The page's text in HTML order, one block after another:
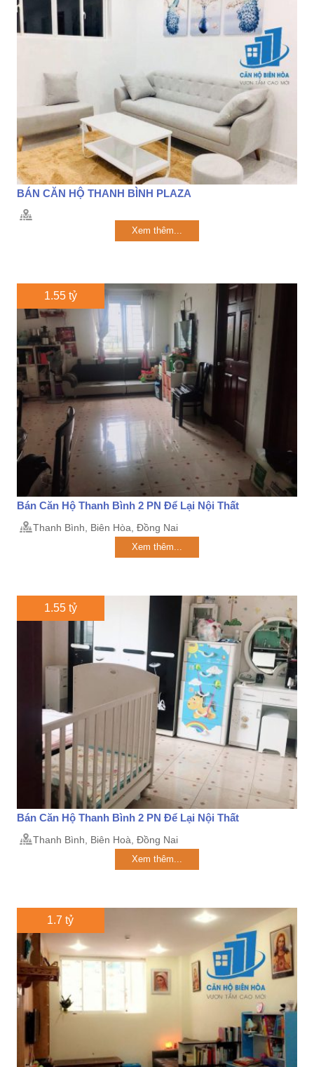
BÁN CĂN HỘ THANH BÌNH PLAZA
Xem thêm...
1.55 tỷ
Bán Căn Hộ Thanh Bình 2 PN Để Lại Nội Thất
Thanh Bình, Biên Hòa, Đồng Nai
Xem thêm...
1.55 tỷ
Bán Căn Hộ Thanh Bình 2 PN Để Lại Nội Thất
Thanh Bình, Biên Hoà, Đồng Nai
Xem thêm...
1.7 tỷ